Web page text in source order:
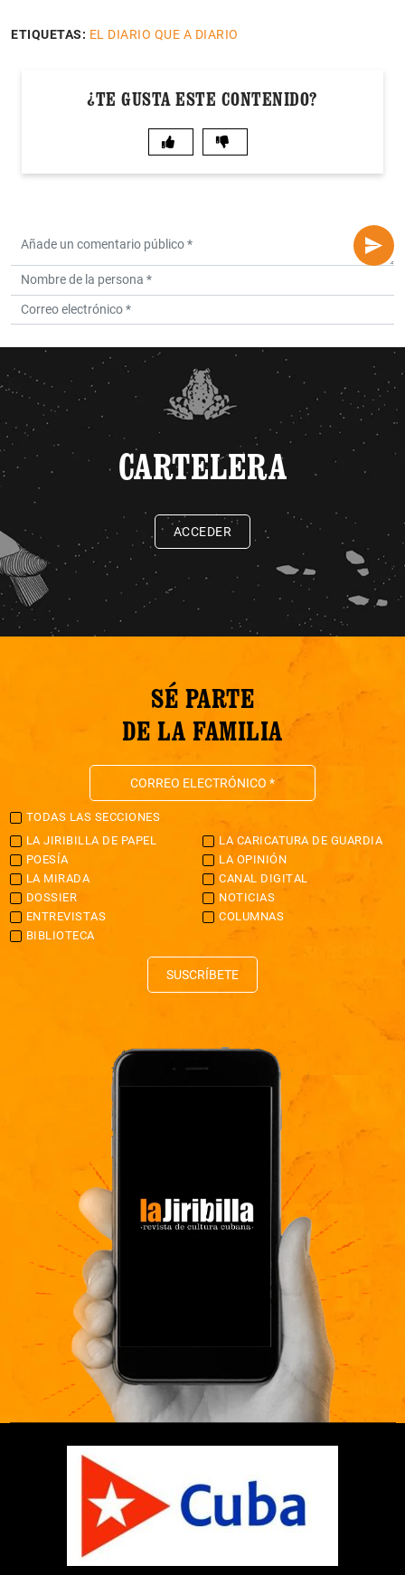
ETIQUETAS: EL DIARIO QUE A DIARIO
¿TE GUSTA ESTE CONTENIDO?
CARTELERA
ACCEDER
SÉ PARTE
DE LA FAMILIA
TODAS LAS SECCIONES
LA JIRIBILLA DE PAPEL
LA CARICATURA DE GUARDIA
POESÍA
LA OPINIÓN
LA MIRADA
CANAL DIGITAL
DOSSIER
NOTICIAS
ENTREVISTAS
COLUMNAS
BIBLIOTECA
SUSCRÍBETE